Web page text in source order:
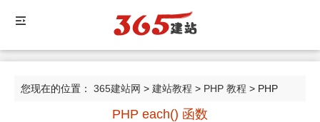
您现在的位置： 365建站网 > 建站教程 > PHP 教程 > PHP
PHP each() 函数